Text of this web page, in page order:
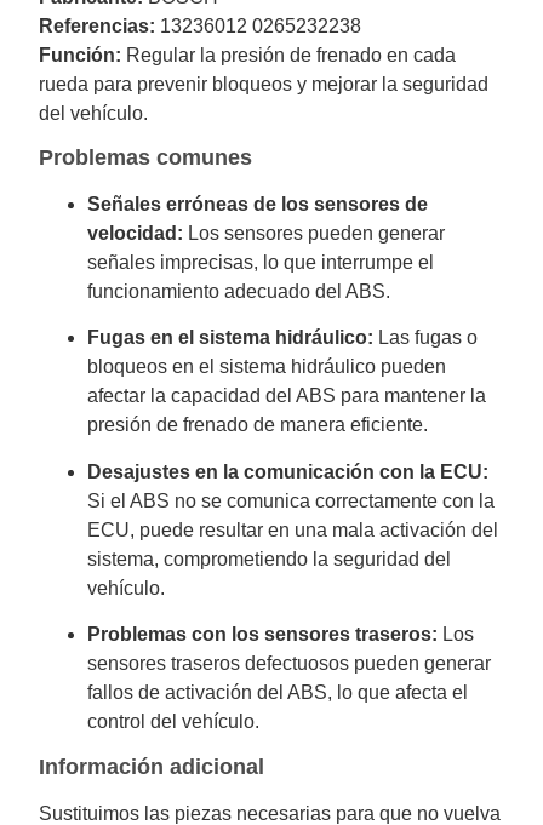
Referencias: 13236012 0265232238
Función: Regular la presión de frenado en cada
rueda para prevenir bloqueos y mejorar la seguridad
del vehículo.
Problemas comunes
Señales erróneas de los sensores de
velocidad: Los sensores pueden generar
señales imprecisas, lo que interrumpe el
funcionamiento adecuado del ABS.
Fugas en el sistema hidráulico: Las fugas o
bloqueos en el sistema hidráulico pueden
afectar la capacidad del ABS para mantener la
presión de frenado de manera eficiente.
Desajustes en la comunicación con la ECU:
Si el ABS no se comunica correctamente con la
ECU, puede resultar en una mala activación del
sistema, comprometiendo la seguridad del
vehículo.
Problemas con los sensores traseros: Los
sensores traseros defectuosos pueden generar
fallos de activación del ABS, lo que afecta el
control del vehículo.
Información adicional
Sustituimos las piezas necesarias para que no vuelva